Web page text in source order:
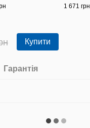
1 671 грн
Купити
Гарантія